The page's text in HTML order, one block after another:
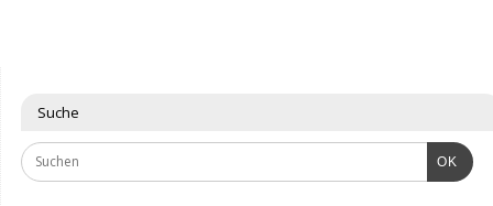
Suche
OK